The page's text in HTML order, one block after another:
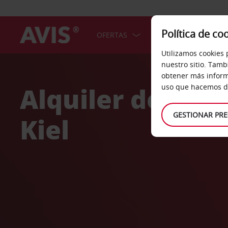
OFERTAS COCHES
Alquiler de
Kiel
Política de
Utilizamos
nuestro sitio.
obtener más
uso que hacemos
GESTIONAR